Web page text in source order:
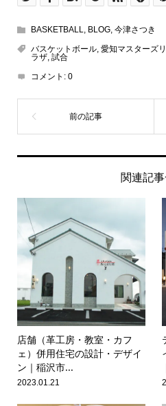
BASKETBALL BLOG, 今津さつき
バスケットボール, 愛知マスターズ
ラザ, 試合
コメント: 0
関連記
店舗（革工房・教室・カフ
ェ）併用住宅の設計・デザイ
ン｜稲沢市...
2023.01.21